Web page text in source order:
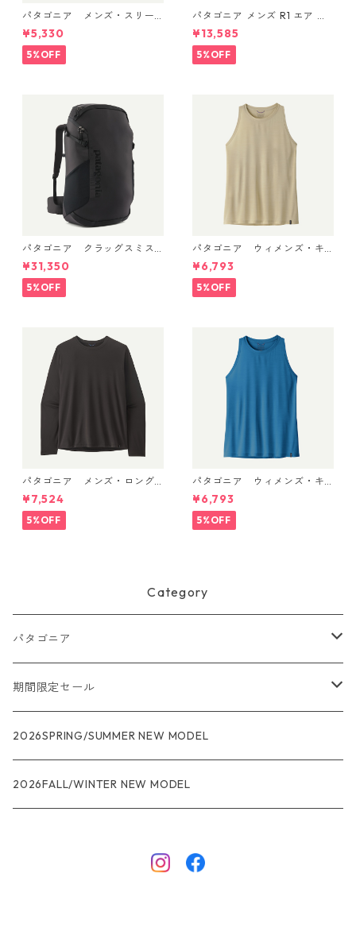
パタゴニア メンズ・スリー
ブレス・キャプリーン・クー
ル・デイリー・シャツ (カラ
ー Black) Patagonia Men's Sl
eeveless Capilene® Cool Da
¥5,330
5%OFF
パタゴニア メンズ R1 エア ベ
スト 40285 Smolder Blue
¥13,585
5%OFF
パタゴニア クラッグスミス
パック 45L ブラック 48066 P
atagonia Cragsmith Pack 日
本正規品
¥31,350
5%OFF
パタゴニア ウィメンズ・キ
ャプリーン・クール・ウルト
ラ・タンク Pumice - Dyno W
hite X-Dye 44740 日本正規
品
¥6,793
5%OFF
パタゴニア メンズ・ロング
スリーブ・キャプリーン・ク
ール・デイリー・シャツ Black
45181 日本正規品
¥7,524
5%OFF
パタゴニア ウィメンズ・キ
ャプリーン・クール・ウルト
ラ・タンク Aquatic Blue - Li
ght Aquatic Blue X-Dye 447
40 日本正規品
¥6,793
5%OFF
Category
パタゴニア
メンズ
R1
ウィメンズ
R1
ジャケット・アウター
期間限定セール
★★★
レインウェアー
2026SPRING/SUMMER NEW MODEL
2026FALL/WINTER NEW MODEL